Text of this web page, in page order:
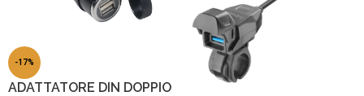
-17%
ADATTATORE DIN DOPPIO